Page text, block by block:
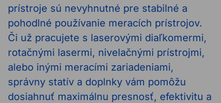
prístroje sú nevyhnutné pre stabilné a
pohodlné používanie meracích prístrojov.
Či už pracujete s laserovými diaľkomermi,
rotačnými lasermi, nivelačnými prístrojmi,
alebo inými meracími zariadeniami,
správny statív a doplnky vám pomôžu
dosiahnuť maximálnu presnosť, efektivitu a